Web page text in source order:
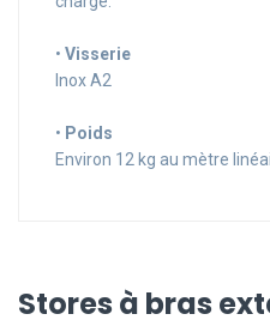
• Visserie
Inox A2
• Poids
Environ 12 kg au mètre
Stores à bras